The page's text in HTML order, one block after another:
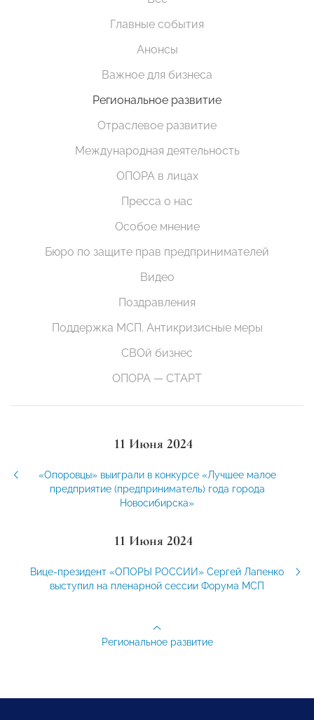
Главные события
Анонсы
Важное для бизнеса
Региональное развитие
Отраслевое развитие
Международная деятельность
ОПОРА в лицах
Пресса о нас
Особое мнение
Бюро по защите прав предпринимателей
Видео
Поздравления
Поддержка МСП. Антикризисные меры
СВОй бизнес
ОПОРА — СТАРТ
11 Июня 2024
«Опоровцы» выиграли в конкурсе «Лучшее малое
предприятие (предприниматель) года города
Новосибирска»
11 Июня 2024
Вице-президент «ОПОРЫ РОССИИ» Сергей Лапенко
выступил на пленарной сессии Форума МСП
Региональное развитие